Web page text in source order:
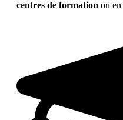
centres de formation ou en